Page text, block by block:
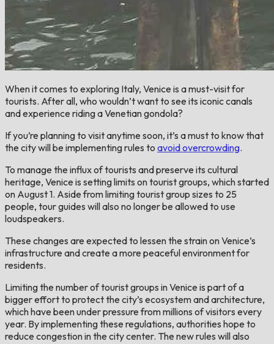
When it comes to exploring Italy, Venice is a must-visit for
tourists. After all, who wouldn’t want to see its iconic canals
and experience riding a Venetian gondola?
If you’re planning to visit anytime soon, it’s a must to know that
the city will be implementing rules to avoid overcrowding.
To manage the influx of tourists and preserve its cultural
heritage, Venice is setting limits on tourist groups, which started
on August 1. Aside from limiting tourist group sizes to 25
people, tour guides will also no longer be allowed to use
loudspeakers.
These changes are expected to lessen the strain on Venice’s
infrastructure and create a more peaceful environment for
residents.
Limiting the number of tourist groups in Venice is part of a
bigger effort to protect the city’s ecosystem and architecture,
which have been under pressure from millions of visitors every
year. By implementing these regulations, authorities hope to
reduce congestion in the city center. The new rules will also